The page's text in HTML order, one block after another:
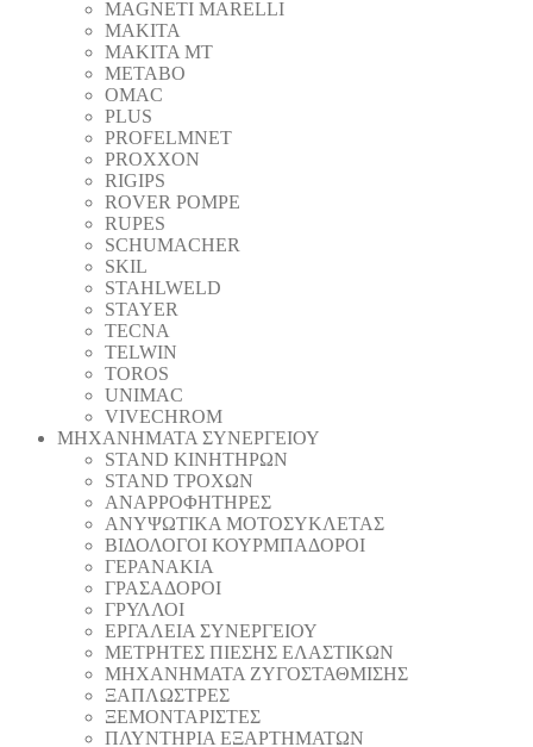
MAGNETI MARELLI
MAKITA
MAKITA MT
METABO
OMAC
PLUS
PROFELMNET
PROXXON
RIGIPS
ROVER POMPE
RUPES
SCHUMACHER
SKIL
STAHLWELD
STAYER
TECNA
TELWIN
TOROS
UNIMAC
VIVECHROM
ΜΗΧΑΝΗΜΑΤΑ ΣΥΝΕΡΓΕΙΟΥ
STAND ΚΙΝΗΤΗΡΩΝ
STAND ΤΡΟΧΩΝ
ΑΝΑΡΡΟΦΗΤΗΡΕΣ
ΑΝΥΨΩΤΙΚΑ ΜΟΤΟΣΥΚΛΕΤΑΣ
ΒΙΔΟΛΟΓΟΙ ΚΟΥΡΜΠΑΔΟΡΟΙ
ΓΕΡΑΝΑΚΙΑ
ΓΡΑΣΑΔΟΡΟΙ
ΓΡΥΛΛΟΙ
ΕΡΓΑΛΕΙΑ ΣΥΝΕΡΓΕΙΟΥ
ΜΕΤΡΗΤΕΣ ΠΙΕΣΗΣ ΕΛΑΣΤΙΚΩΝ
ΜΗΧΑΝΗΜΑΤΑ ΖΥΓΟΣΤΑΘΜΙΣΗΣ
ΞΑΠΛΩΣΤΡΕΣ
ΞΕΜΟΝΤΑΡΙΣΤΕΣ
ΠΛΥΝΤΗΡΙΑ ΕΞΑΡΤΗΜΑΤΩΝ